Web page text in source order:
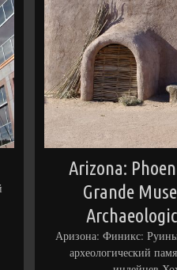
Arizona:
Grande
Аризона: Финикс:
археологический